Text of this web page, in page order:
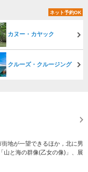
ネット予約OK
カヌー・カヤック
クルーズ・クルージング
地が一望できるほか，北に男
山と海の群像(乙女の像)」、展